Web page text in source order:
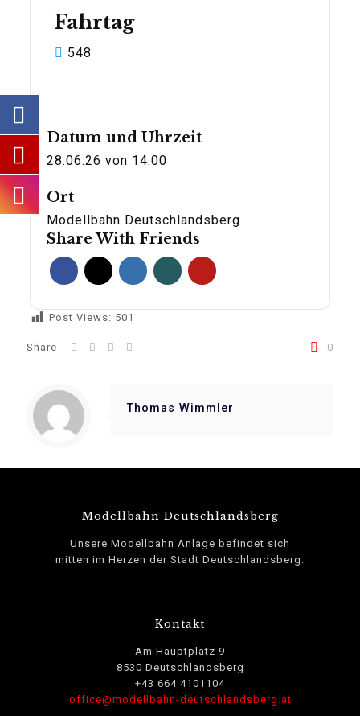
Fahrtag
548
Datum und Uhrzeit
28.06.26 von 14:00
Ort
Modellbahn Deutschlandsberg
Share With Friends
Post Views: 501
Share 0
Thomas Wimmler
Modellbahn Deutschlandsberg
Unsere Modellbahn Anlage befindet sich
mitten im Herzen der Stadt Deutschlandsberg.
Kontakt
Am Hauptplatz 9
8530 Deutschlandsberg
+43 664 4101104
office@modellbahn-deutschlandsberg.at